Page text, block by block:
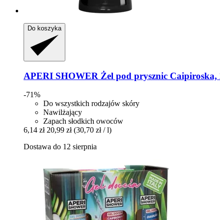
Do koszyka
APERI SHOWER Żel pod prysznic Caipiroska,
-71%
Do wszystkich rodzajów skóry
Nawilżający
Zapach słodkich owoców
6,14 zł 20,99 zł (30,70 zł / l)
Dostawa do 12 sierpnia